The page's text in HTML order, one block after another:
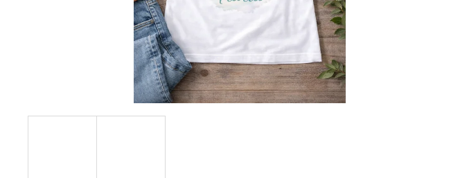
DEKOR ORCHIDEA KASPÓBAN KICSI
HALVÁNY ZÖLD
ISTEN HOZOTT ÜDVÖZLŐ TÁBLA
3 790 Ft